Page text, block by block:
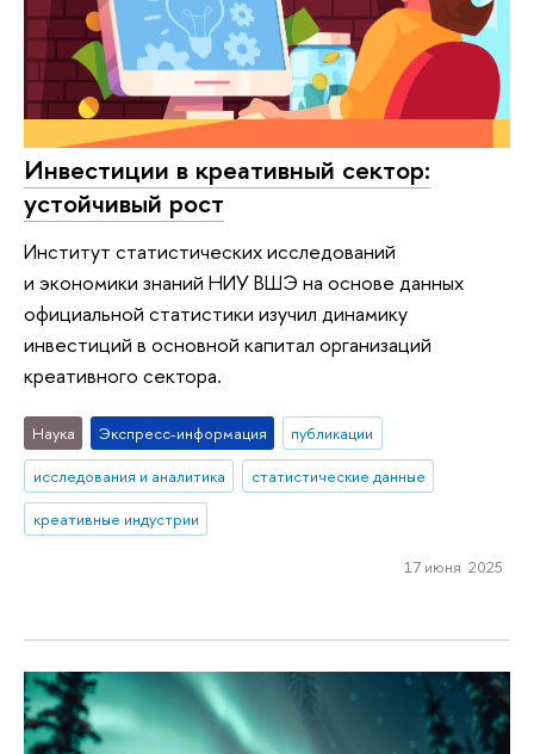
Инвестиции в креативный сектор:
устойчивый рост
Институт статистических исследований
и экономики знаний НИУ ВШЭ на основе данных
официальной статистики изучил динамику
инвестиций в основной капитал организаций
креативного сектора.
Наука Экспресс-информация
публикации
исследования и аналитика
статистические данные
креативные индустрии
17 июня 2025